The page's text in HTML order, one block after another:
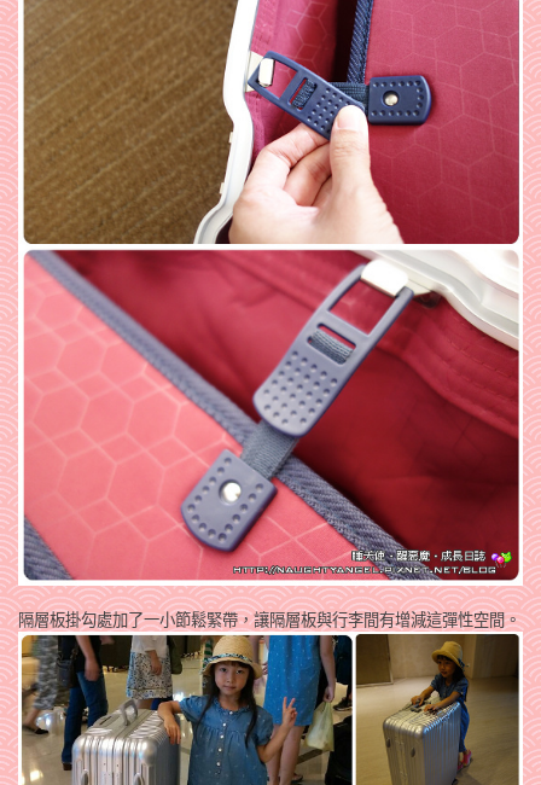
隔層板掛勾處加了一小節鬆緊帶，讓隔層板與行李間有增減這彈性空間。